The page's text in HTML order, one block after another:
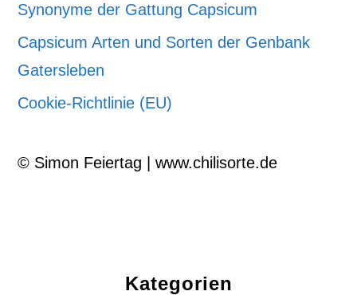
Synonyme der Gattung Capsicum
Capsicum Arten und Sorten der Genbank
Gatersleben
Cookie-Richtlinie (EU)
© Simon Feiertag | www.chilisorte.de
Kategorien